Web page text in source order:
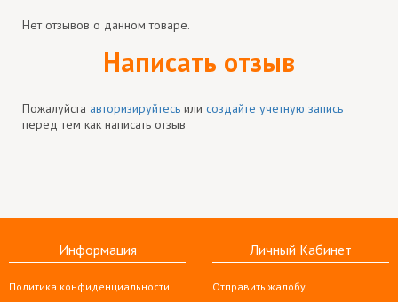
Нет отзывов о данном товаре.
Написать отзыв
Пожалуйста авторизируйтесь или создайте учетную запись
перед тем как написать отзыв
Информация
Политика конфиденциальности
Личный Кабинет
Отправить жалобу